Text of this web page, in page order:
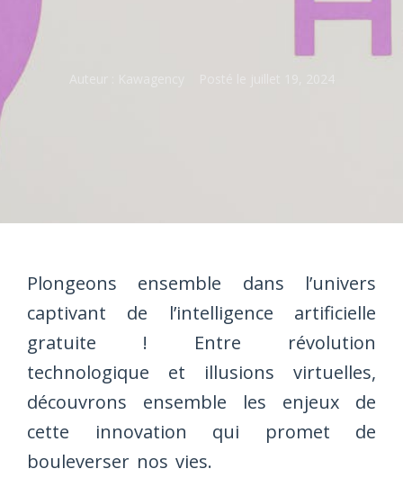
Plongeons ensemble dans l’univers
captivant de l’intelligence artificielle
gratuite ! Entre révolution
technologique et illusions virtuelles,
découvrons ensemble les enjeux de
cette innovation qui promet de
bouleverser nos vies.